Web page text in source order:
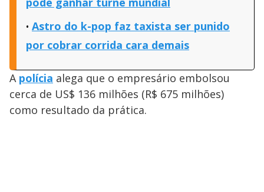
Astro do k-pop faz taxista ser punido
por cobrar corrida cara demais
A polícia alega que o empresário embolsou
cerca de US$ 136 milhões (R$ 675 milhões)
como resultado da prática.